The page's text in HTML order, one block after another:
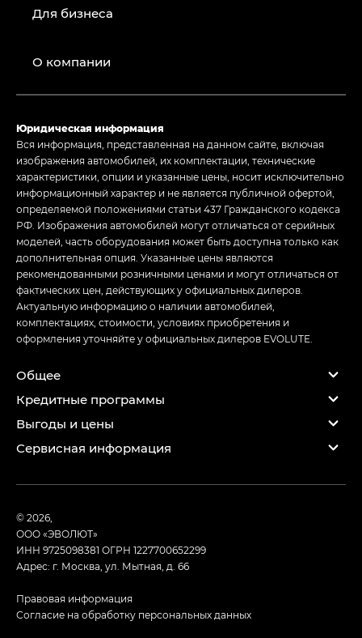
Для бизнеса
О компании
Юридическая информация
Вся информация, представленная на данном сайте, включая
изображения автомобилей, их комплектации, технические
характеристики, опции и указанные цены, носит исключительно
информационный характер и не является публичной офертой,
определяемой положениями статьи 437 Гражданского кодекса
РФ. Изображения автомобилей могут отличаться от серийных
моделей, часть оборудования может быть доступна только как
дополнительная опция. Указанные цены являются
рекомендованными розничными ценами и могут отличаться от
фактических цен, действующих у официальных дилеров.
Актуальную информацию о наличии автомобилей,
комплектациях, стоимости, условиях приобретения и
оформления уточняйте у официальных дилеров EVOLUTE.
Общее
Кредитные программы
Выгоды и цены
Сервисная информация
© 2026,
ООО «ЭВОЛЮТ»
ИНН 9725098381 ОГРН 1227700652299
Адрес: г. Москва, ул. Мытная, д. 66
Правовая информация
Согласие на обработку персональных данных